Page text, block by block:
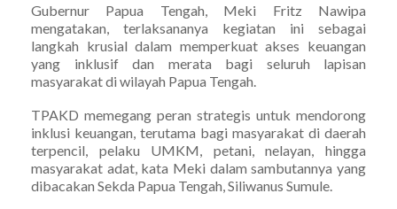
Gubernur Papua Tengah, Meki Fritz Nawipa
mengatakan, terlaksananya kegiatan ini sebagai
langkah krusial dalam memperkuat akses keuangan
yang inklusif dan merata bagi seluruh lapisan
masyarakat di wilayah Papua Tengah.
TPAKD memegang peran strategis untuk mendorong
inklusi keuangan, terutama bagi masyarakat di daerah
terpencil, pelaku UMKM, petani, nelayan, hingga
masyarakat adat, kata Meki dalam sambutannya yang
dibacakan Sekda Papua Tengah, Siliwanus Sumule.